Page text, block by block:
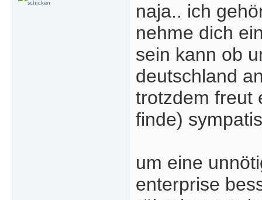
naja.. ich
nehme dich
sein kann ob
deutschland
trotzdem freut
finde)
um eine
enterprise